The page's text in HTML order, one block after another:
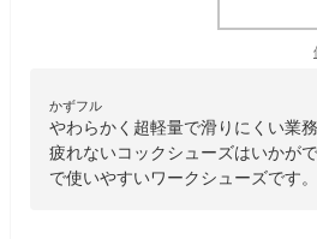
かずフル
やわらかく超軽量で滑りにくい業
疲れないコックシューズはいかが
で使いやすいワークシューズです。